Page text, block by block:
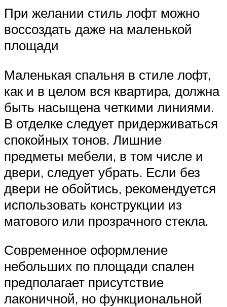
При желании стиль лофт можно
воссоздать даже на маленькой
площади
Маленькая спальня в стиле лофт,
как и в целом вся квартира, должна
быть насыщена четкими линиями.
В отделке следует придерживаться
спокойных тонов. Лишние
предметы мебели, в том числе и
двери, следует убрать. Если без
двери не обойтись, рекомендуется
использовать конструкции из
матового или прозрачного стекла.
Современное оформление
небольших по площади спален
предполагает присутствие
лаконичной, но функциональной